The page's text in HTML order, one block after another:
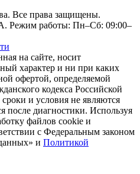
Все права защищены.
Режим работы: Пн–Сб: 09:00–
на сайте, носит
характер и ни при каких
офертой, определяемой
кодекса Российской
и условия не являются
после диагностики. Используя
файлов cookie и
с Федеральным законом
и Политикой